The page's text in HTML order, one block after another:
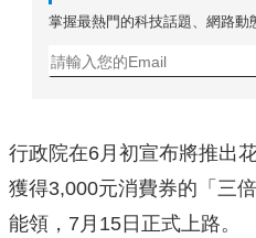
掌握最熱門的科技話題、網路動
行政院在6月初宣布將推出
獲得3,000元消費券的「三
能領，7月15日正式上路。